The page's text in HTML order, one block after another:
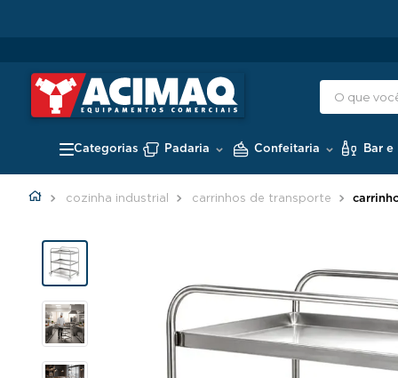
Padaria Confeitaria Bar e
cozinha industrial carrinhos de transporte